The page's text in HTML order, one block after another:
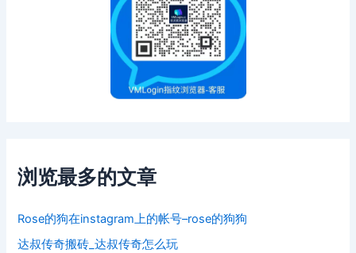
浏览最多的文章
Rose的狗在instagram上的帐号–rose的狗狗
达叔传奇搬砖_达叔传奇怎么玩